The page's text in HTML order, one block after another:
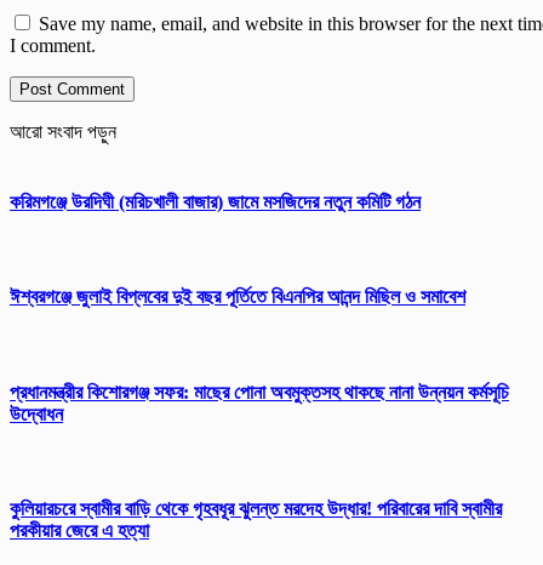
Save my name, email, and website in this browser for the next
I comment.
আরো সংবাদ পড়ুন
করিমগঞ্জে উরদিঘী (মরিচখালী বাজার) জামে মসজিদের নতুন কমিটি গঠন
ঈশ্বরগঞ্জে জুলাই বিপ্লবের দুই বছর পূর্তিতে বিএনপির আনন্দ মিছিল ও সমাবেশ
প্রধানমন্ত্রীর কিশোরগঞ্জ সফর: মাছের পোনা অবমুক্তসহ থাকছে নানা উন্নয়ন কর্মসূচি
উদ্বোধন
কুলিয়ারচরে স্বামীর বাড়ি থেকে গৃহবধূর ঝুলন্ত মরদেহ উদ্ধার! পরিবারের দাবি স্বামীর
পরকীয়ার জেরে এ হত্যা